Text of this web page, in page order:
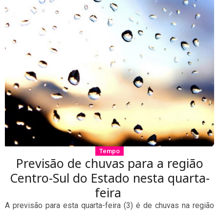
Tempo
Previsão de chuvas para a região
Centro-Sul do Estado nesta quarta-
feira
A previsão para esta quarta-feira (3) é de chuvas na região